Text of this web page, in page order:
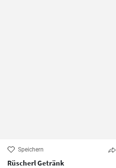
Speichern
Rüscherl Getränk